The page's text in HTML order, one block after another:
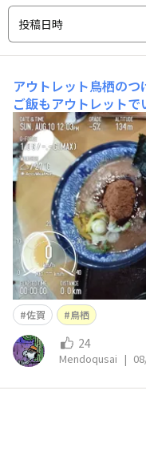
投稿日時
アウトレット鳥栖のつ
ご飯もアウトレット
レットへ しかし こ
うまいぞ・・・(ﾟдﾟ)
が・・・つけ麺だし
佐賀 鳥栖
24
Mendoqusai |